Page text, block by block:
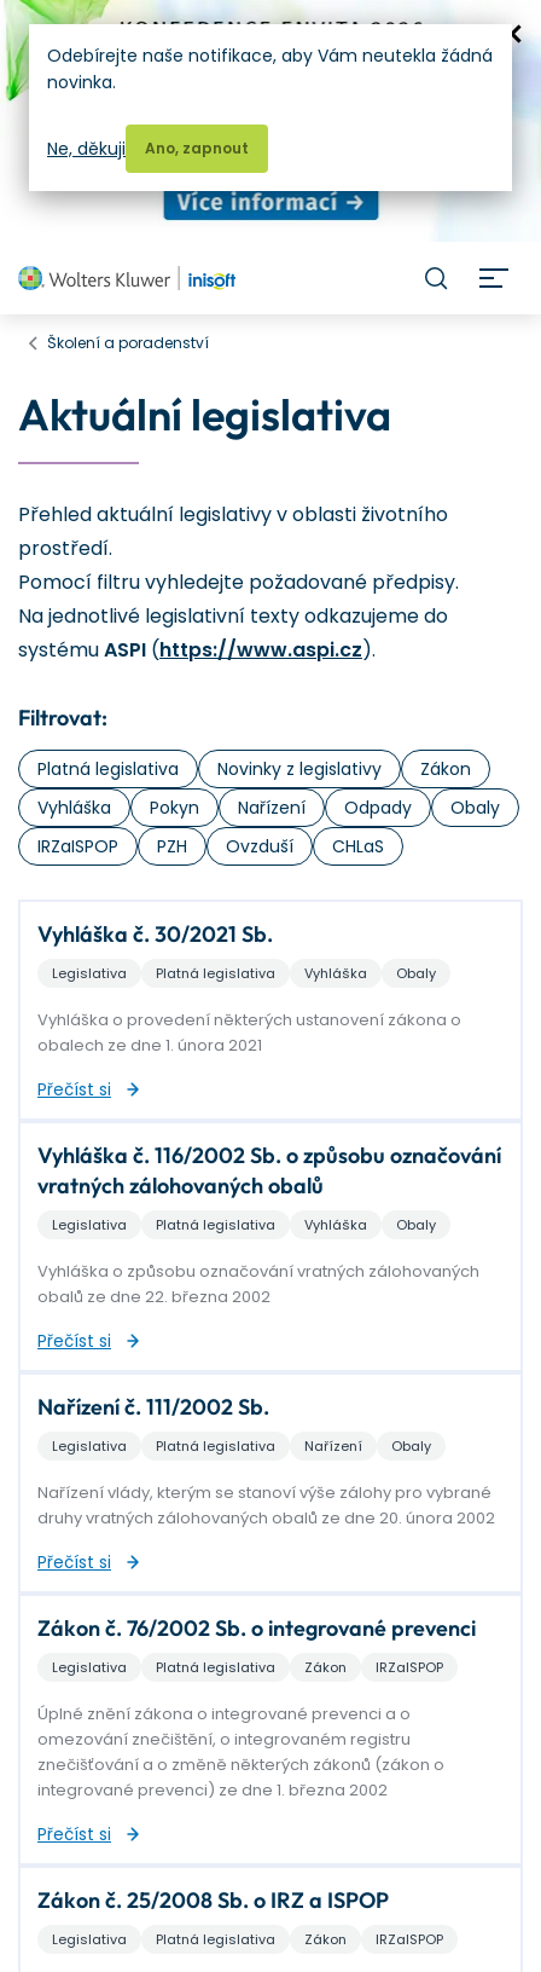
Školení a poradenství
Aktuální legislativa
Přehled aktuální legislativy v oblasti životního
prostředí.
Pomocí filtru vyhledejte požadované předpisy.
Na jednotlivé legislativní texty odkazujeme do
systémuASPI (https://www.aspi.cz).
Filtrovat:
Platná legislativa Novinky z legislativy
Zákon
Vyhláška
Pokyn Nařízení Odpady
Obaly
IRZaISPOP
PZH Ovzduší CHLaS
Vyhláška č. 30/2021 Sb.
Legislativa Platná legislativa Vyhláška Obaly
Vyhláška o provedení některých ustanovení zákona o
obalech ze dne 1. února 2021
Přečíst si
Vyhláška č. 116/2002 Sb. o způsobu označování
vratných zálohovaných obalů
Legislativa Platná legislativa Vyhláška Obaly
Vyhláška o způsobu označování vratných zálohovaných
obalů ze dne 22. března 2002
Přečíst si
Nařízení č. 111/2002 Sb.
Legislativa Platná legislativa Nařízení Obaly
Nařízení vlády, kterým se stanoví výše zálohy pro vybrané
druhy vratných zálohovaných obalů ze dne 20. února 2002
Přečíst si
Zákon č. 76/2002 Sb. o integrované prevenci
Legislativa Platná legislativa Zákon IRZaISPOP
Úplné znění zákona o integrované prevenci a o
omezování znečištění, o integrovaném registru
znečišťování a o změně některých zákonů (zákon o
integrované prevenci) ze dne 1. března 2002
Přečíst si
Zákon č. 25/2008 Sb. o IRZ a ISPOP
Legislativa Platná legislativa Zákon IRZaISPOP
Odebírejte naše notifikace, aby Vám neutekla žádná
novinka.
Ano, zapnout
Ne, děkuji